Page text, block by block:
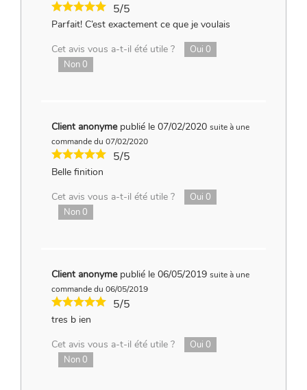
5/5
Parfait! C’est exactement ce que je voulais
Cet avis vous a-t-il été utile ?
Oui 0
Non0
Client anonyme publié le 07/02/2020 suite à une
commande du 07/02/2020
5/5
Belle finition
Cet avis vous a-t-il été utile ?
Oui 0
Non0
Client anonyme publié le 06/05/2019 suite à une
commande du 06/05/2019
5/5
tres b ien
Cet avis vous a-t-il été utile ?
Oui 0
Non0